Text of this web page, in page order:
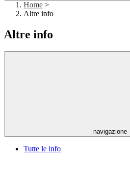
Home >
Altre info
Altre info
navigazione
Tutte le info